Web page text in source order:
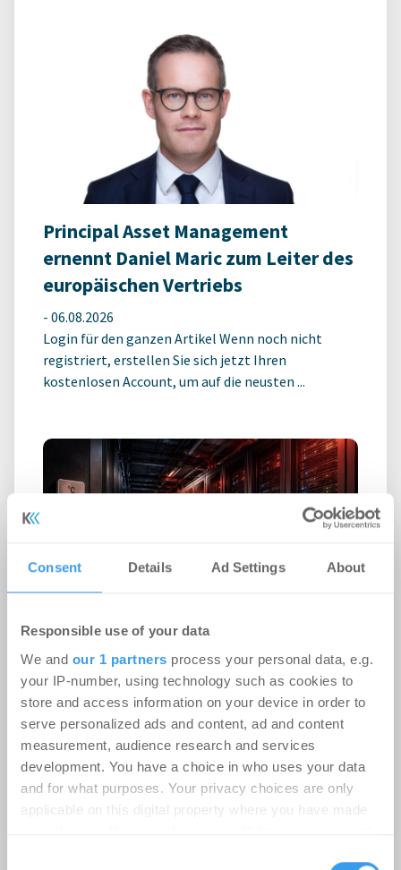
Consent Details Ad Settings About
Responsible use of your data
We and our 1 partners process your personal data, e.g.
your IP-number, using technology such as cookies to
store and access information on your device in order to
serve personalized ads and content, ad and content
measurement, audience research and services
development. You have a choice in who uses your data
and for what purposes. Your privacy choices are only
applicable on this digital property where you have made
Principal Asset Management
ernennt Daniel Maric zum Leiter des
europäischen Vertriebs
- 06.08.2026
Login für den ganzen Artikel Wenn noch nicht
registriert, erstellen Sie sich jetzt Ihren
kostenlosen Account, um auf die neusten ...
Rekordhitze setzt Rechenzentren
unter Druck
-31.07.2026
Anhaltende Hitze wird zum Risiko für
Rechenzentren: Steigende Außentemperaturen
und immer leistungsfähigere IT-Systeme treiben